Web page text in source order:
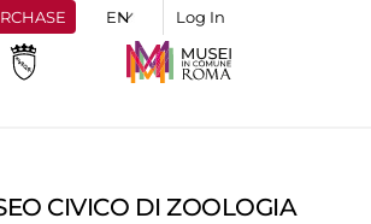
Log In
CIVICO DI ZOOLOGIA